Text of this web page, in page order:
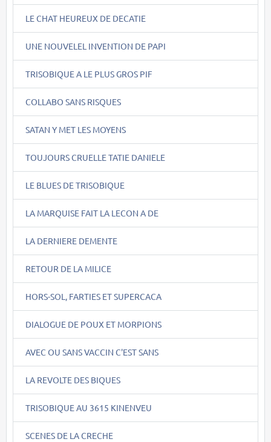
LE CHAT HEUREUX DE DECATIE
UNE NOUVELEL INVENTION DE PAPI
TRISOBIQUE A LE PLUS GROS PIF
COLLABO SANS RISQUES
SATAN Y MET LES MOYENS
TOUJOURS CRUELLE TATIE DANIELE
LE BLUES DE TRISOBIQUE
LA MARQUISE FAIT LA LECON A DE
LA DERNIERE DEMENTE
RETOUR DE LA MILICE
HORS-SOL, FARTIES ET SUPERCACA
DIALOGUE DE POUX ET MORPIONS
AVEC OU SANS VACCIN C'EST SANS
LA REVOLTE DES BIQUES
TRISOBIQUE AU 3615 KINENVEU
SCENES DE LA CRECHE